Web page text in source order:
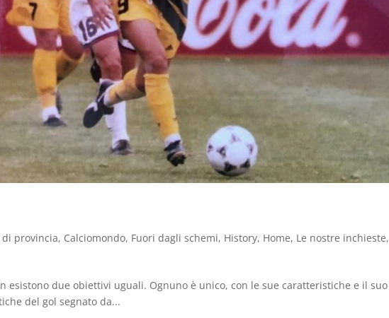
di provincia, Calciomondo, Fuori dagli schemi, History, Home, Le nostre inchieste,
due obiettivi uguali. Ognuno è unico, con le sue caratteristiche e il suo
del gol segnato da...